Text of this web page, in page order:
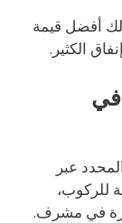
لك أفضل قيمة
الكثير.
في
عبر
للركوب،
في مشرف.